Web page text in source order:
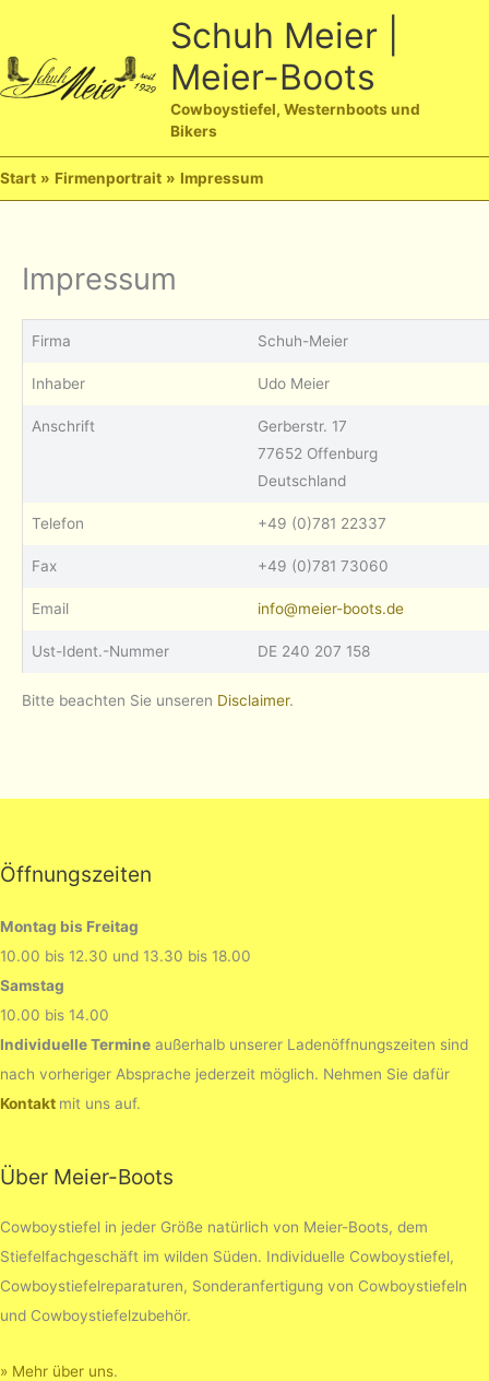
springen
Schuh Meier |
Meier-Boots
Cowboystiefel, Westernboots und
Bikers
Start Firmenportrait Impressum
Impressum
Firma Schuh-Meier
Inhaber Udo Meier
Anschrift
Gerberstr. 17
77652 Offenburg
Deutschland
Telefon +49 (0)781 22337
Fax +49 (0)781 73060
Email info@meier-boots.de
Ust-Ident.-Nummer DE 240 207 158
Bitte beachten Sie unseren Disclaimer.
Öffnungszeiten
Montag bis Freitag
10.00 bis 12.30 und 13.30 bis 18.00
Samstag
10.00 bis 14.00
Individuelle Termine außerhalb unserer Ladenöffnungszeiten sind
nach vorheriger Absprache jederzeit möglich. Nehmen Sie dafür
Kontakt mit uns auf.
Über Meier-Boots
Cowboystiefel in jeder Größe natürlich von Meier-Boots, dem
Stiefelfachgeschäft im wilden Süden. Individuelle Cowboystiefel,
Cowboystiefelreparaturen, Sonderanfertigung von Cowboystiefeln
und Cowboystiefelzubehör.
» Mehr über uns.